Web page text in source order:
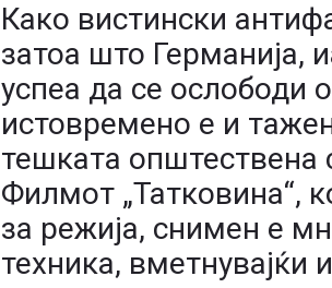
Како вистински
затоа што Германија,
успеа да се ослободи
истовремено е и
тешката општествена
Филмот „Татковина“,
за режија, снимен е
техника, вметнувајќи